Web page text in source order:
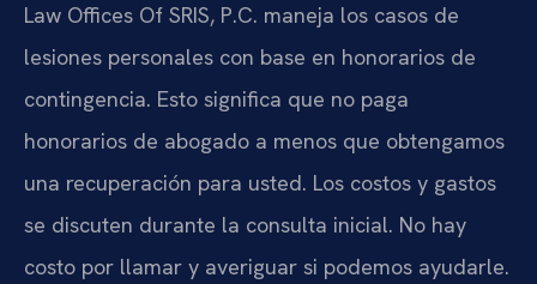
Law Offices Of SRIS, P.C. maneja los casos de
lesiones personales con base en honorarios de
contingencia. Esto significa que no paga
honorarios de abogado a menos que obtengamos
una recuperación para usted. Los costos y gastos
se discuten durante la consulta inicial. No hay
costo por llamar y averiguar si podemos ayudarle.